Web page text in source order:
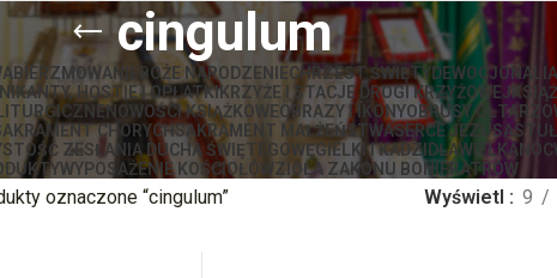
cingulum
BIERZMOWANIE BOŻE NARODZENIECHRZEST ŚWIĘTYDEWOCJONALIA
HOSTIE I OPŁATKIKRZYŻE I STACJE DROGI KRZYŻOWEJ
NOWOŚCI KSIĄŻKOWEOBRAZY I IKONYOBRUSY
CHORYCHSAKRAMENT MAŁŻEŃSTWASERCE JEZUSA
ZESŁANIA DUCHA ŚWIĘTEGO WĘGIELKI I KADZIDŁAWIELKANOC
WYPOSAŻENIE KOŚCIOŁÓWZIOŁA ZAKONU BONIFRATRÓW
oznaczone “cingulum” Wyświetl 9